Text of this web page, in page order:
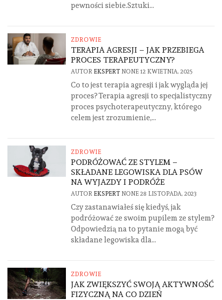
pewności siebie.Sztuki...
ZDROWIE
TERAPIA AGRESJI – JAK PRZEBIEGA
PROCES TERAPEUTYCZNY?
AUTOR EKSPERT NONE 12 KWIETNIA, 2025
Co to jest terapia agresji i jak wygląda jej
proces? Terapia agresji to specjalistyczny
proces psychoterapeutyczny, którego
celem jest zrozumienie,...
ZDROWIE
PODRÓŻOWAĆ ZE STYLEM –
SKŁADANE LEGOWISKA DLA PSÓW
NA WYJAZDY I PODRÓŻE
AUTOR EKSPERT NONE 28 LISTOPADA, 2023
Czy zastanawiałeś się kiedyś, jak
podróżować ze swoim pupilem ze stylem?
Odpowiedzią na to pytanie mogą być
składane legowiska dla...
ZDROWIE
JAK ZWIĘKSZYĆ SWOJĄ AKTYWNOŚĆ
FIZYCZNĄ NA CO DZIEŃ